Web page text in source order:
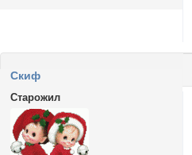
Cкиф
Старожил